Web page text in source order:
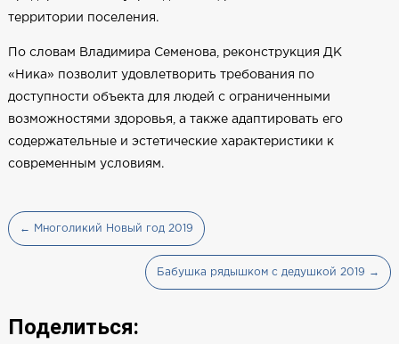
территории поселения.
По словам Владимира Семенова, реконструкция ДК
«Ника» позволит удовлетворить требования по
доступности объекта для людей с ограниченными
возможностями здоровья, а также адаптировать его
содержательные и эстетические характеристики к
современным условиям.
← Многоликий Новый год 2019
Бабушка рядышком с дедушкой 2019 →
Поделиться: